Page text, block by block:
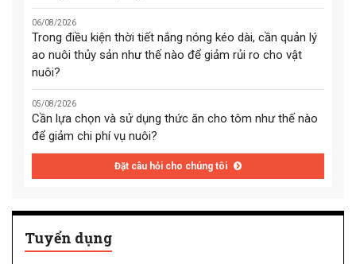
06/08/2026
Trong điều kiện thời tiết nắng nóng kéo dài, cần quản lý
ao nuôi thủy sản như thế nào để giảm rủi ro cho vật
nuôi?
05/08/2026
Cần lựa chọn và sử dụng thức ăn cho tôm như thế nào
để giảm chi phí vụ nuôi?
Đặt câu hỏi cho chúng tôi
Tuyển dụng